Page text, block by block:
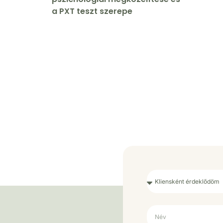
a PXT teszt szerepe